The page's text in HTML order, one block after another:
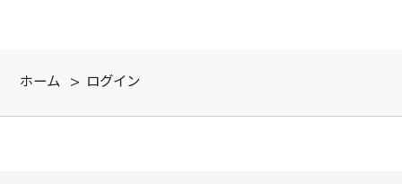
ホーム > ログイン